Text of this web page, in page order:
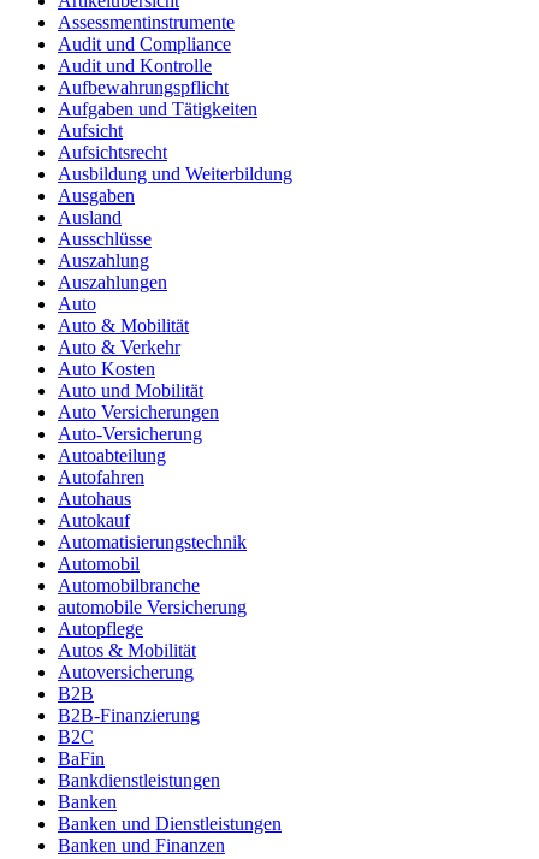
Assessmentinstrumente
Audit und Compliance
Audit und Kontrolle
Aufbewahrungspflicht
Aufgaben und Tätigkeiten
Aufsicht
Aufsichtsrecht
Ausbildung und Weiterbildung
Ausgaben
Ausland
Ausschlüsse
Auszahlung
Auszahlungen
Auto
Auto & Mobilität
Auto & Verkehr
Auto Kosten
Auto und Mobilität
Auto Versicherungen
Auto-Versicherung
Autoabteilung
Autofahren
Autohaus
Autokauf
Automatisierungstechnik
Automobil
Automobilbranche
automobile Versicherung
Autopflege
Autos & Mobilität
Autoversicherung
B2B
B2B-Finanzierung
B2C
BaFin
Bankdienstleistungen
Banken
Banken und Dienstleistungen
Banken und Finanzen